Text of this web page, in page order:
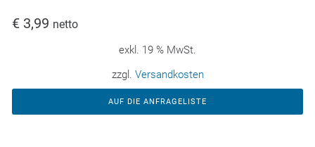
€ 3,99 netto
exkl. 19 % MwSt.
zzgl. Versandkosten
AUF DIE ANFRAGELISTE